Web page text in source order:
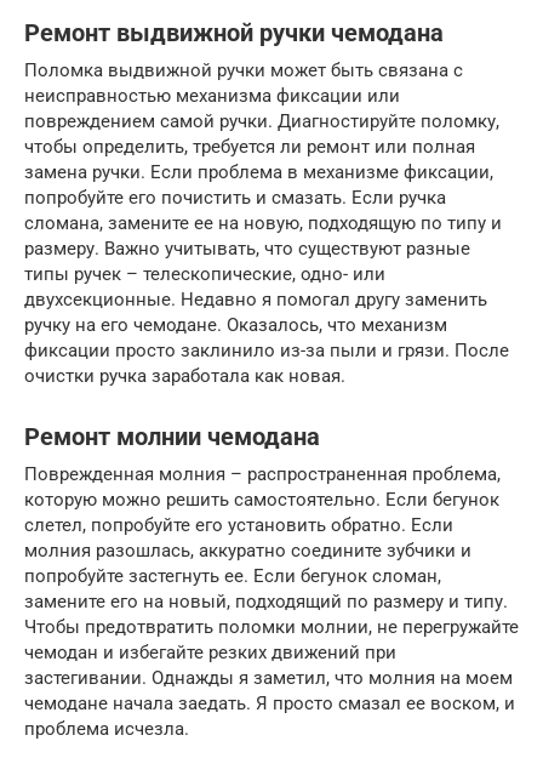
Ремонт выдвижной ручки чемодана
Поломка выдвижной ручки может быть связана с
неисправностью механизма фиксации или
повреждением самой ручки. Диагностируйте поломку,
чтобы определить, требуется ли ремонт или полная
замена ручки. Если проблема в механизме фиксации,
попробуйте его почистить и смазать. Если ручка
сломана, замените ее на новую, подходящую по типу и
размеру. Важно учитывать, что существуют разные
типы ручек – телескопические, одно- или
двухсекционные. Недавно я помогал другу заменить
ручку на его чемодане. Оказалось, что механизм
фиксации просто заклинило из-за пыли и грязи. После
очистки ручка заработала как новая.
Ремонт молнии чемодана
Поврежденная молния – распространенная проблема,
которую можно решить самостоятельно. Если бегунок
слетел, попробуйте его установить обратно. Если
молния разошлась, аккуратно соедините зубчики и
попробуйте застегнуть ее. Если бегунок сломан,
замените его на новый, подходящий по размеру и типу.
Чтобы предотвратить поломки молнии, не перегружайте
чемодан и избегайте резких движений при
застегивании. Однажды я заметил, что молния на моем
чемодане начала заедать. Я просто смазал ее воском, и
проблема исчезла.